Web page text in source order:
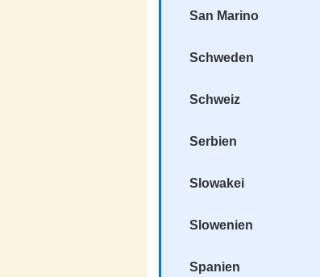
San Marino
Schweden
Schweiz
Serbien
Slowakei
Slowenien
Spanien